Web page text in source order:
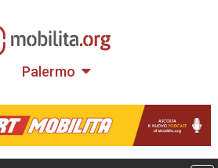
Palermo